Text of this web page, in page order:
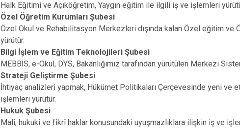
Halk Eğitimi ve Açıköğretim, Yaygın eğitim ile ilgili iş ve işlemleri
Özel Öğretim Kurumları Şubesi
Özel Okul ve Rehabilitasyon Merkezleri dışında kalan Özel eğitim ve
yürütür.
Bilgi İşlem ve Eğitim Teknolojileri Şubesi
MEBBİS, e-Okul, DYS, Bakanlığımız tarafından yürütülen Merkezi
Strateji Geliştirme Şubesi
İhtiyaç analizleri yapmak, Hükümet Politikaları Çerçevesinde yeni ve
işlemleri yürütür.
Hukuk Şubesi
Malî, hukukî ve fikrî haklar konusundaki uyuşmazlıklara ilişkin iş ve